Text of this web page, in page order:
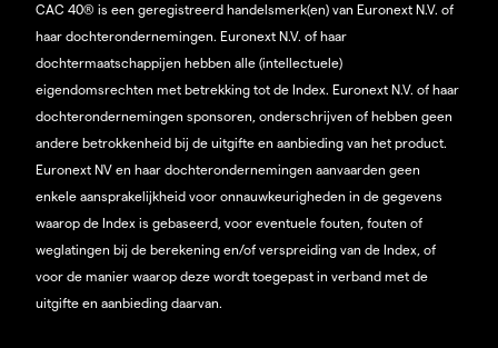
CAC 40® is een geregistreerd handelsmerk(en) van Euronext N.V. of
haar dochterondernemingen. Euronext N.V. of haar
dochtermaatschappijen hebben alle (intellectuele)
eigendomsrechten met betrekking tot de Index. Euronext N.V. of haar
dochterondernemingen sponsoren, onderschrijven of hebben geen
andere betrokkenheid bij de uitgifte en aanbieding van het product.
Euronext NV en haar dochterondernemingen aanvaarden geen
enkele aansprakelijkheid voor onnauwkeurigheden in de gegevens
waarop de Index is gebaseerd, voor eventuele fouten, fouten of
weglatingen bij de berekening en/of verspreiding van de Index, of
voor de manier waarop deze wordt toegepast in verband met de
uitgifte en aanbieding daarvan.